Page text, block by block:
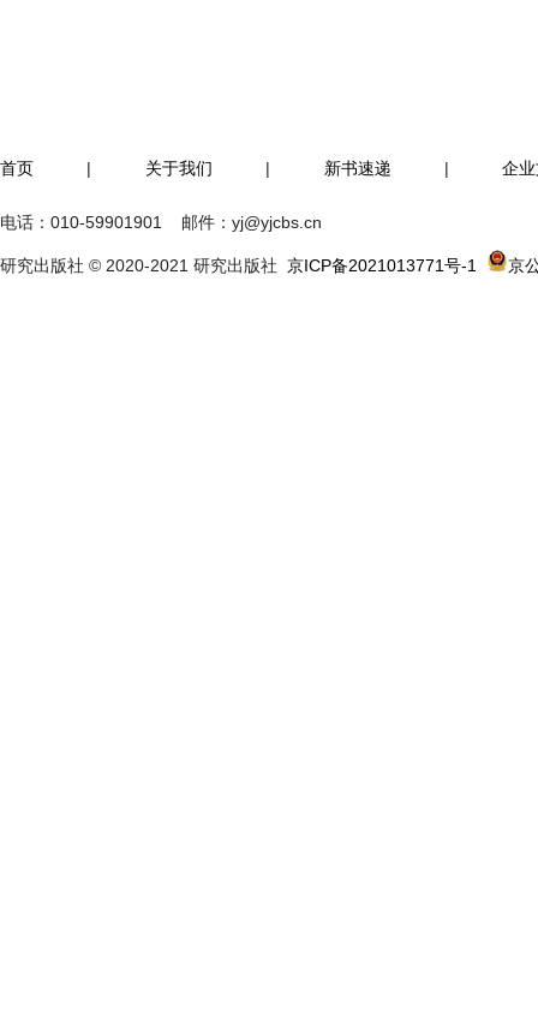
首页 | 关于我们 | 新书速递 | 企
电话： 010-59901901 邮件： yj@yjcbs.cn
研究出版社 © 2020-2021 研究出版社 京ICP备2021013771号-1 京